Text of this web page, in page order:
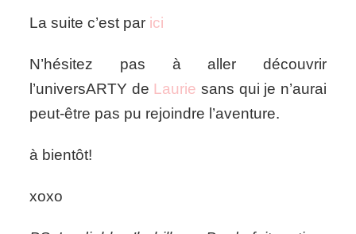
La suite c’est par ici
N’hésitez pas à aller découvrir
l’universARTY de Laurie sans qui je n’aurai
peut-être pas pu rejoindre l’aventure.
à bientôt!
xoxo